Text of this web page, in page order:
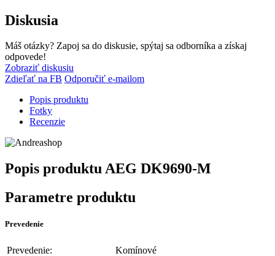
Diskusia
Máš otázky? Zapoj sa do diskusie, spýtaj sa odborníka a získaj
odpovede!
Zobraziť diskusiu
Zdieľať na FB Odporučiť e-mailom
Popis produktu
Fotky
Recenzie
Popis produktuAEG DK9690-M
Parametre produktu
Prevedenie
Prevedenie:
Komínové